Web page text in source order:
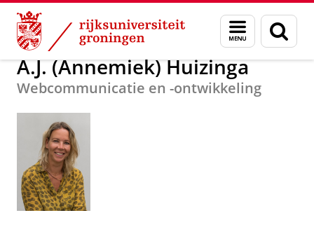
Skip
Content
Skip
Navigation
Menu
en
zoeken
Over ons A.J. (Annemiek) Huizinga
A.J. (Annemiek) Huizinga
Webcommunicatie en -ontwikkeling